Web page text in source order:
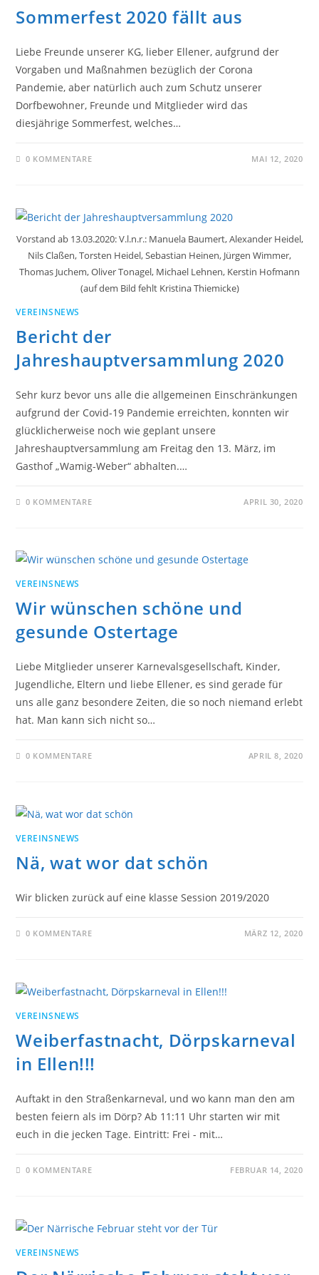
Sommerfest 2020 fällt aus
Liebe Freunde unserer KG, lieber Ellener, aufgrund der
Vorgaben und Maßnahmen bezüglich der Corona
Pandemie, aber natürlich auch zum Schutz unserer
Dorfbewohner, Freunde und Mitglieder wird das
diesjährige Sommerfest, welches…
0 KOMMENTARE MAI 12, 2020
Vorstand ab 13.03.2020: V.l.n.r.: Manuela Baumert, Alexander Heidel,
Nils Claßen, Torsten Heidel, Sebastian Heinen, Jürgen Wimmer,
Thomas Juchem, Oliver Tonagel, Michael Lehnen, Kerstin Hofmann
(auf dem Bild fehlt Kristina Thiemicke)
VEREINSNEWS
Bericht der
Jahreshauptversammlung 2020
Sehr kurz bevor uns alle die allgemeinen Einschränkungen
aufgrund der Covid-19 Pandemie erreichten, konnten wir
glücklicherweise noch wie geplant unsere
Jahreshauptversammlung am Freitag den 13. März, im
Gasthof „Wamig-Weber“ abhalten.…
0 KOMMENTARE APRIL 30, 2020
VEREINSNEWS
Wir wünschen schöne und
gesunde Ostertage
Liebe Mitglieder unserer Karnevalsgesellschaft, Kinder,
Jugendliche, Eltern und liebe Ellener, es sind gerade für
uns alle ganz besondere Zeiten, die so noch niemand erlebt
hat. Man kann sich nicht so…
0 KOMMENTARE APRIL 8, 2020
VEREINSNEWS
Nä, wat wor dat schön
Wir blicken zurück auf eine klasse Session 2019/2020
0 KOMMENTARE MÄRZ 12, 2020
VEREINSNEWS
Weiberfastnacht, Dörpskarneval
in Ellen!!!
Auftakt in den Straßenkarneval, und wo kann man den am
besten feiern als im Dörp? Ab 11:11 Uhr starten wir mit
euch in die jecken Tage. Eintritt: Frei - mit…
0 KOMMENTARE FEBRUAR 14, 2020
VEREINSNEWS